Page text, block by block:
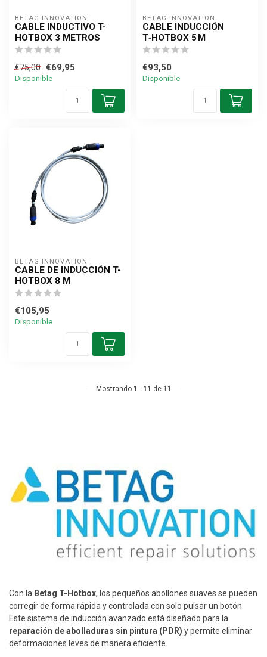
BETAG INNOVATION
CABLE INDUCTIVO T-
HOTBOX 3 METROS
€75,00 €69,95
Disponible
BETAG INNOVATION
CABLE INDUCCIÓN
T‑HOTBOX 5 M
€93,50
Disponible
BETAG INNOVATION
CABLE DE INDUCCIÓN T-
HOTBOX 8 M
€105,95
Disponible
Mostrando 1 - 11 de 11
Con la Betag T-Hotbox, los pequeños abollones suaves se pueden
corregir de forma rápida y controlada con solo pulsar un botón.
Este sistema de inducción avanzado está diseñado para la
reparación de abolladuras sin pintura (PDR) y permite eliminar
deformaciones leves de manera eficiente.